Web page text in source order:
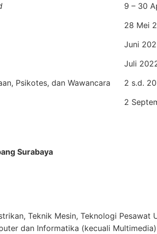
9 – 30
28 Mei
Juni
Juli
Psikotes, dan Wawancara
2 s.d.
2
Surabaya
Teknik Mesin, Teknologi Pesawat
dan Informatika (kecuali